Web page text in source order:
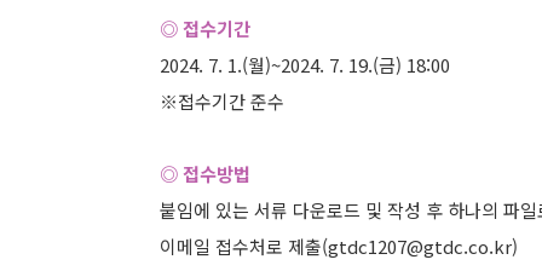
◎ 접수기간
2024. 7. 1.(월)~2024. 7. 19.(금) 18:00
※접수기간 준수
◎ 접수방법
붙임에 있는 서류 다운로드 및 작성 후 하나의 파
이메일 접수처로 제출(gtdc1207@gtdc.co.kr)